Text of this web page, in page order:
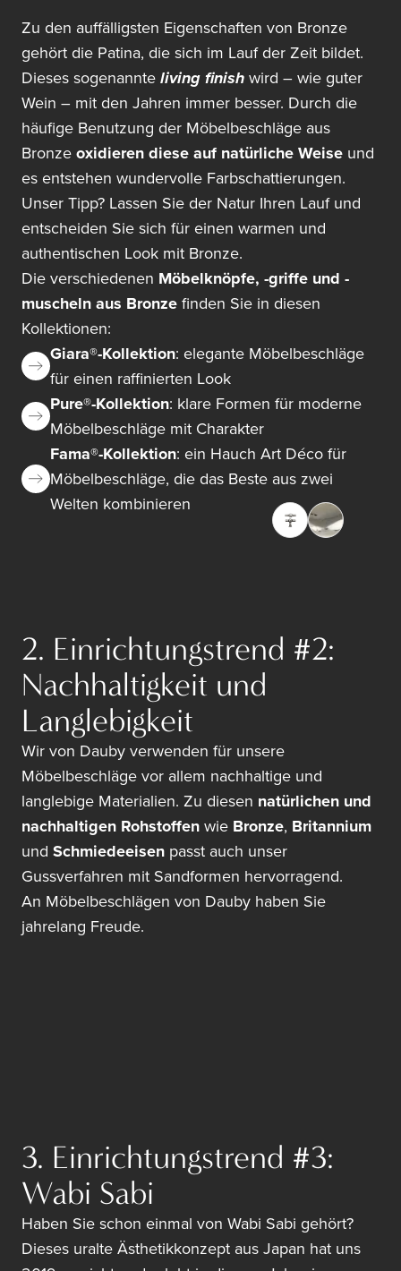
Zu den auffälligsten Eigenschaften von Bronze
gehört die Patina, die sich im Lauf der Zeit bildet.
Dieses sogenannteliving finishwird – wie guter
Wein – mit den Jahren immer besser. Durch die
häufige Benutzung der Möbelbeschläge aus
Bronzeoxidieren diese auf natürliche Weise und
es entstehen wundervolle Farbschattierungen.
Unser Tipp? Lassen Sie der Natur Ihren Lauf und
entscheiden Sie sich für einen warmen und
authentischen Look mit Bronze.
Die verschiedenen Möbelknöpfe, -griffe und -
muscheln aus Bronzefinden Sie in diesen
Kollektionen:
Giara®-Kollektion: elegante Möbelbeschläge
für einen raffinierten Look
Pure®-Kollektion: klare Formen für moderne
Möbelbeschläge mit Charakter
Fama®-Kollektion: ein Hauch Art Déco für
Möbelbeschläge, die das Beste aus zwei
Welten kombinieren
2. Einrichtungstrend #2:
Nachhaltigkeit und
Langlebigkeit
Wir von Dauby verwenden für unsere
Möbelbeschläge vor allem nachhaltige und
langlebige Materialien. Zu diesen natürlichen und
nachhaltigen Rohstoffenwie Bronze, Britannium
und Schmiedeeisen passt auch unser
Gussverfahren mit Sandformen hervorragend.
An Möbelbeschlägen von Dauby haben Sie
jahrelang Freude.
3. Einrichtungstrend #3:
Wabi Sabi
Haben Sie schon einmal von Wabi Sabi gehört?
Dieses uralte Ästhetikkonzept aus Japan hat uns